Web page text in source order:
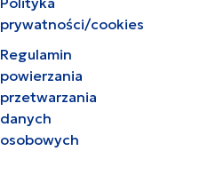
prywatności/cookies
Regulamin
powierzania
przetwarzania
danych
osobowych